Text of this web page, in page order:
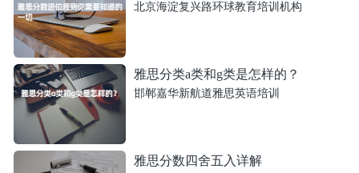
北京海淀复兴路环球教育培训机构
雅思分类a类和g类是怎样的？
邯郸嘉华新航道雅思英语培训
雅思分数四舍五入详解